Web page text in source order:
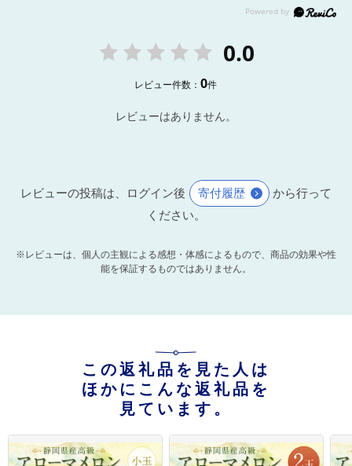
0.0
レビュー件数：0件
レビューはありません。
レビューの投稿は、ログイン後 寄付履歴
から行って
ください。
※レビューは、個人の主観による感想・体感によるもので、商品の効果や性
能を保証するものではありません。
この返礼品を見た人は
ほかにこんな返礼品を
見ています。